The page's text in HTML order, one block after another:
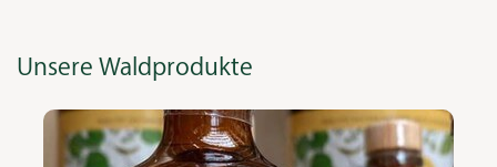
Unsere Waldprodukte